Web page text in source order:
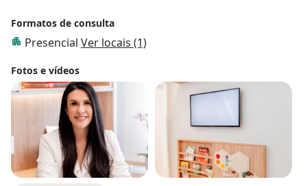
Formatos de consulta
Presencial Ver locais (1)
Fotos e vídeos